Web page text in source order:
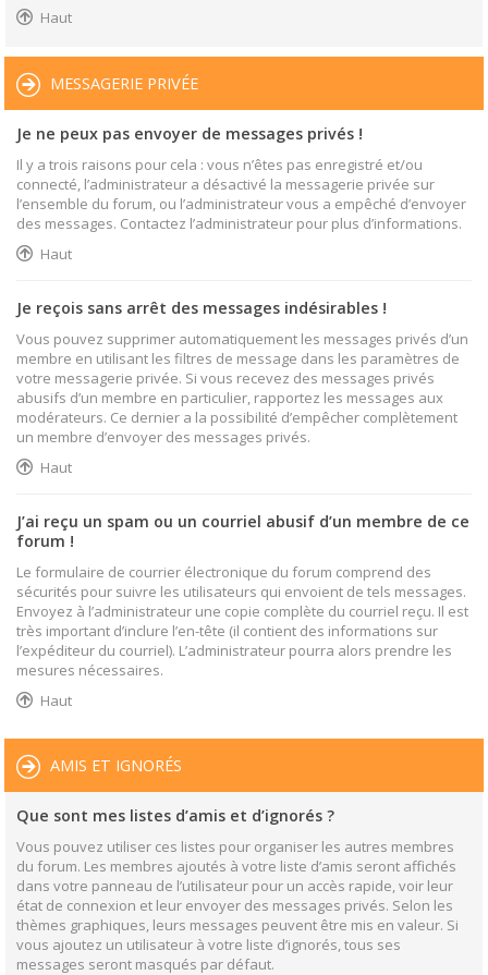
Haut
MESSAGERIE PRIVÉE
Je ne peux pas envoyer de messages privés !
Il y a trois raisons pour cela : vous n’êtes pas enregistré et/ou
connecté, l’administrateur a désactivé la messagerie privée sur
l’ensemble du forum, ou l’administrateur vous a empêché d’envoyer
des messages. Contactez l’administrateur pour plus d’informations.
Haut
Je reçois sans arrêt des messages indésirables !
Vous pouvez supprimer automatiquement les messages privés d’un
membre en utilisant les filtres de message dans les paramètres de
votre messagerie privée. Si vous recevez des messages privés
abusifs d’un membre en particulier, rapportez les messages aux
modérateurs. Ce dernier a la possibilité d’empêcher complètement
un membre d’envoyer des messages privés.
Haut
J’ai reçu un spam ou un courriel abusif d’un membre de ce
forum !
Le formulaire de courrier électronique du forum comprend des
sécurités pour suivre les utilisateurs qui envoient de tels messages.
Envoyez à l’administrateur une copie complète du courriel reçu. Il est
très important d’inclure l’en-tête (il contient des informations sur
l’expéditeur du courriel). L’administrateur pourra alors prendre les
mesures nécessaires.
Haut
AMIS ET IGNORÉS
Que sont mes listes d’amis et d’ignorés ?
Vous pouvez utiliser ces listes pour organiser les autres membres
du forum. Les membres ajoutés à votre liste d’amis seront affichés
dans votre panneau de l’utilisateur pour un accès rapide, voir leur
état de connexion et leur envoyer des messages privés. Selon les
thèmes graphiques, leurs messages peuvent être mis en valeur. Si
vous ajoutez un utilisateur à votre liste d’ignorés, tous ses
messages seront masqués par défaut.